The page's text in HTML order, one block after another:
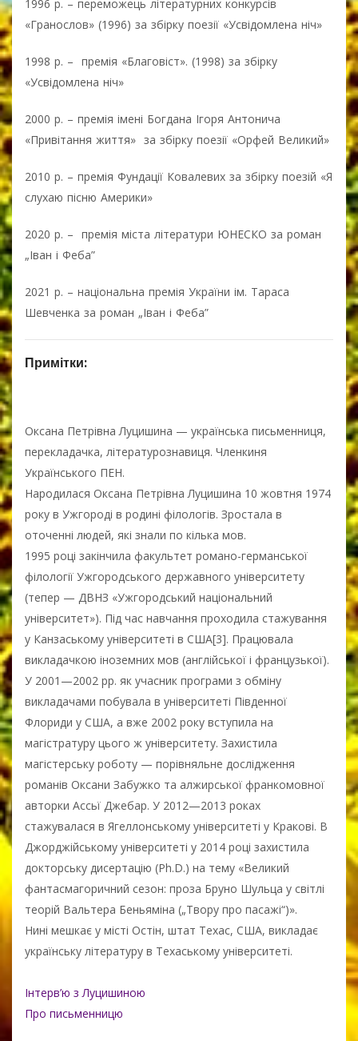
1996 р. – переможець літературних конкурсів
«Гранослов» (1996) за збірку поезії «Усвідомлена ніч»
1998 р. – премія «Благовіст». (1998) за збірку
«Усвідомлена ніч»
2000 р. – премія імені Богдана Ігоря Антонича
«Привітання життя» за збірку поезії «Орфей Великий»
2010 р. – премія Фундації Ковалевих за збірку поезій «Я
слухаю пісню Америки»
2020 р. – премія міста літератури ЮНЕСКО за роман
„Іван і Феба”
2021 р. – національна премія України ім. Тараса
Шевченка за роман „Іван і Феба”
Примітки:
Оксана Петрівна Луцишина — українська письменниця,
перекладачка, літературознавиця. Членкиня
Українського ПЕН.
Народилася Оксана Петрівна Луцишина 10 жовтня 1974
року в Ужгороді в родині філологів. Зростала в
оточенні людей, які знали по кілька мов.
1995 році закінчила факультет романо-германської
філології Ужгородського державного університету
(тепер — ДВНЗ «Ужгородський національний
університет»). Під час навчання проходила стажування
у Канзаському університеті в США[3]. Працювала
викладачкою іноземних мов (англійської і французької).
У 2001—2002 рр. як учасник програми з обміну
викладачами побувала в університеті Південної
Флориди у США, а вже 2002 року вступила на
магістратуру цього ж університету. Захистила
магістерську роботу — порівняльне дослідження
романів Оксани Забужко та алжирської франкомовної
авторки Ассьї Джебар. У 2012—2013 роках
стажувалася в Ягеллонському університеті у Кракові. В
Джорджійському університеті у 2014 році захистила
докторську дисертацію (Ph.D.) на тему «Великий
фантасмагоричний сезон: проза Бруно Шульца у світлі
теорій Вальтера Беньяміна („Твору про пасажі“)».
Нині мешкає у місті Остін, штат Техас, США, викладає
українську літературу в Техаському університеті.
Інтерв’ю з Луцишиною
Про письменницю